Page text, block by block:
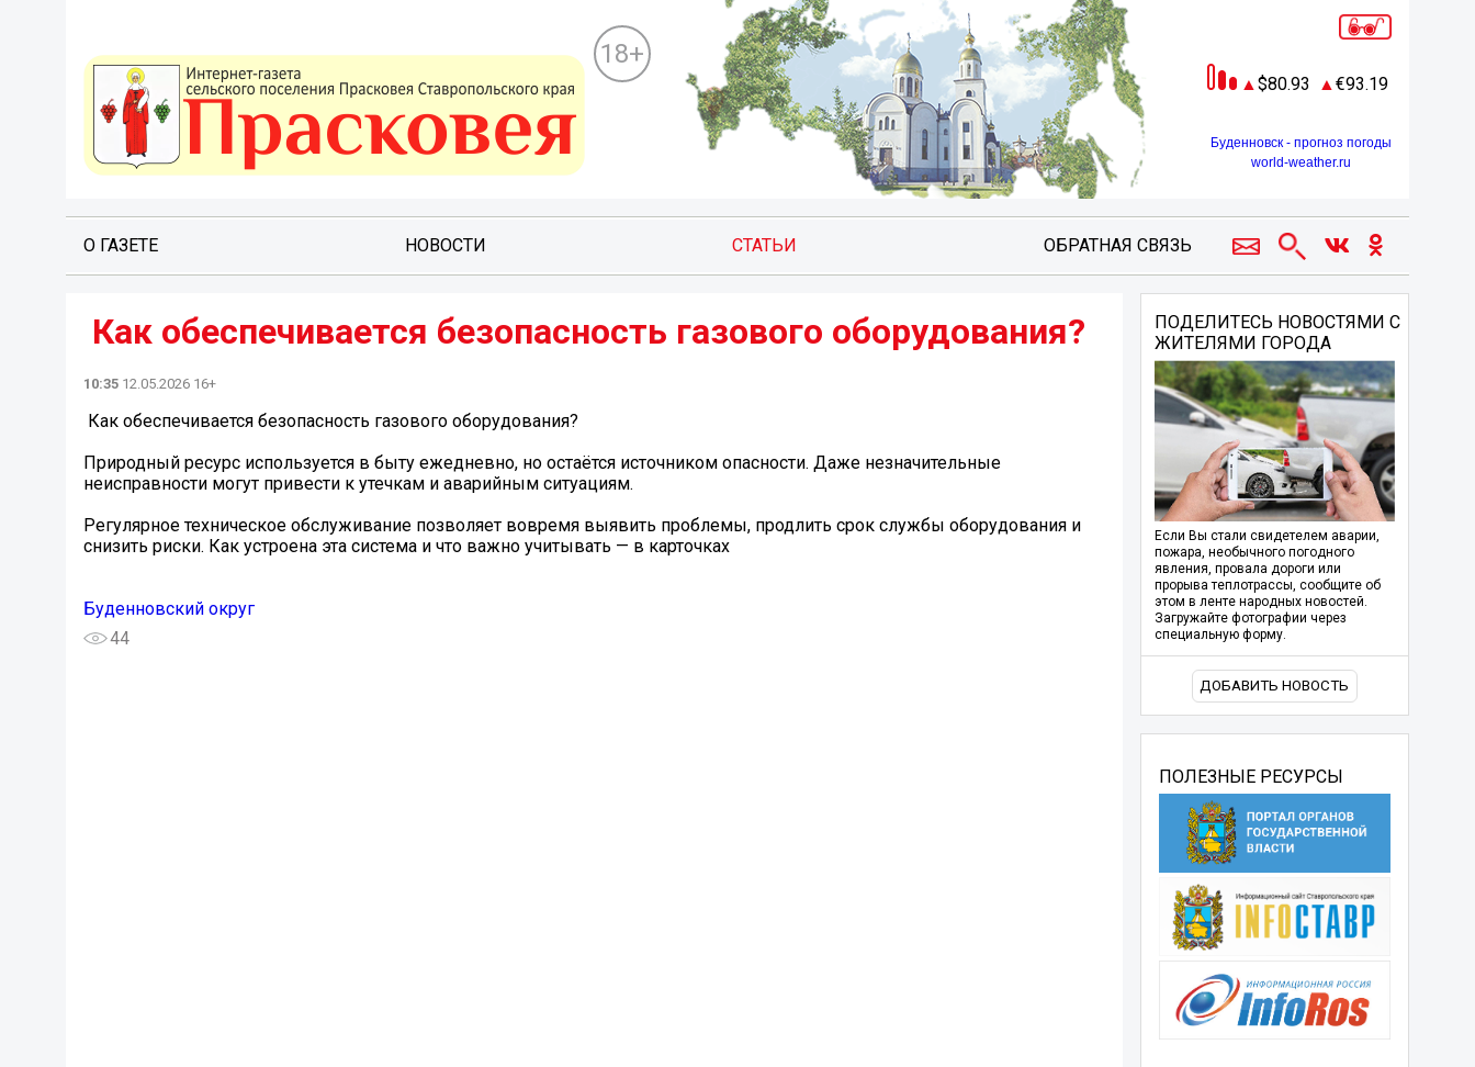
18+
80.93 93.19
Буденновск - прогноз погоды
world-weather.ru
О ГАЗЕТЕ НОВОСТИ СТАТЬИ ОБРАТНАЯ СВЯЗЬ
️ Как обеспечивается безопасность газового оборудования?
10:35 12.05.2026 16+
️ Как обеспечивается безопасность газового оборудования?
Природный ресурс используется в быту ежедневно, но остаётся источником опасности. Даже незначительные
неисправности могут привести к утечкам и аварийным ситуациям.
Регулярное техническое обслуживание позволяет вовремя выявить проблемы, продлить срок службы оборудования и
снизить риски. Как устроена эта система и что важно учитывать — в карточках
Буденновский округ
44
ПОДЕЛИТЕСЬ НОВОСТЯМИ С
ЖИТЕЛЯМИ ГОРОДА
Если Вы стали свидетелем аварии,
пожара, необычного погодного
явления, провала дороги или
прорыва теплотрассы, сообщите об
этом в ленте народных новостей.
Загружайте фотографии через
специальную форму.
ДОБАВИТЬ НОВОСТЬ
ПОЛЕЗНЫЕ РЕСУРСЫ